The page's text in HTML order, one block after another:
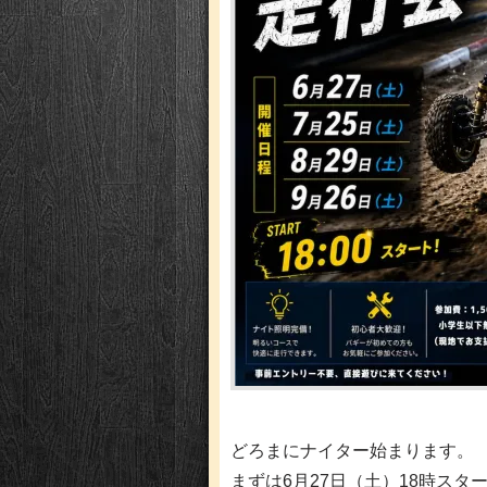
どろまにナイター始まります。
まずは6月27日（土）18時スタ